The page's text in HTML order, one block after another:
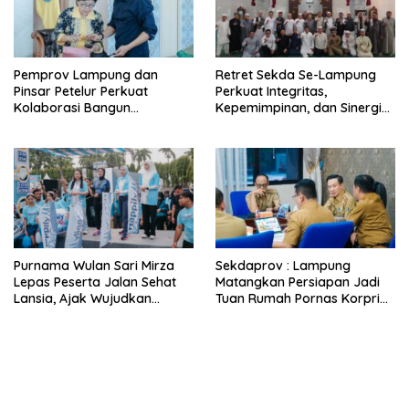
Pemprov Lampung dan
Pinsar Petelur Perkuat
Kolaborasi Bangun
Retret Sekda Se-Lampung
Perkuat Integritas,
Kepemimpinan, dan Sinergi
Purnama Wulan Sari Mirza
Lepas Peserta Jalan Sehat
Lansia, Ajak Wujudkan
Sekdaprov : Lampung
Matangkan Persiapan Jadi
Tuan Rumah Pornas Korpri